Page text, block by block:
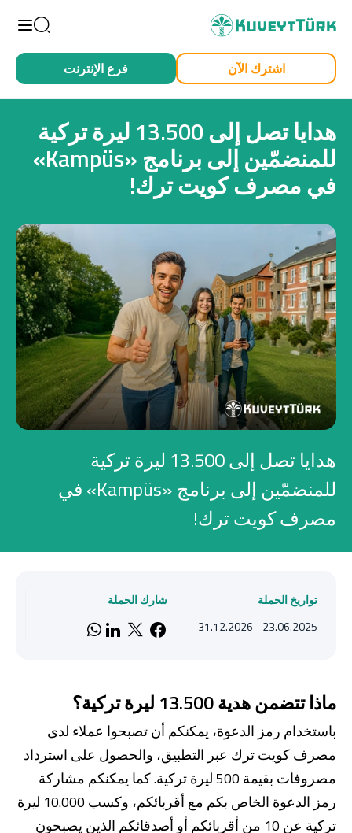
من أجلي أنا من أجل عملي
أفراد
بطاقة صاغلام
تمويل السيارة
تمويل الإسكان
صناديق الاستثمار
شركات
بطاقة بزنس بلاس
المزايا الضريبية
الائتمان الإيجاري
الحلول الخاصة بالقطاعات
اشترك الآن فرع الإنترنت
هدايا تصل إلى 13.500 ليرة تركية
للمنضمّين إلى برنامج «Kampüs»
في مصرف كويت ترك!
هدايا تصل إلى 13.500 ليرة تركية
للمنضمّين إلى برنامج «Kampüs» في
مصرف كويت ترك!
تواريخ الحملة
23.06.2025 - 31.12.2026
شارك الحملة
on Facebook
Share on X
on LinkedIn
ماذا تتضمن هدية 13.500 ليرة تركية؟
باستخدام رمز الدعوة، يمكنكم أن تصبحوا عملاء لدى
مصرف كويت ترك عبر التطبيق، والحصول على استرداد
مصروفات بقيمة 500 ليرة تركية. كما يمكنكم مشاركة
رمز الدعوة الخاص بكم مع أقربائكم، وكسب 10.000 ليرة
تركية عن 10 من أقربائكم أو أصدقائكم الذين يصبحون